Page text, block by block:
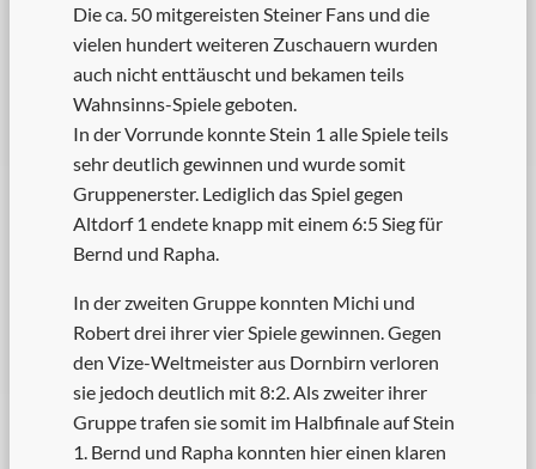
Die ca. 50 mitgereisten Steiner Fans und die
vielen hundert weiteren Zuschauern wurden
auch nicht enttäuscht und bekamen teils
Wahnsinns-Spiele geboten.
In der Vorrunde konnte Stein 1 alle Spiele teils
sehr deutlich gewinnen und wurde somit
Gruppenerster. Lediglich das Spiel gegen
Altdorf 1 endete knapp mit einem 6:5 Sieg für
Bernd und Rapha.
In der zweiten Gruppe konnten Michi und
Robert drei ihrer vier Spiele gewinnen. Gegen
den Vize-Weltmeister aus Dornbirn verloren
sie jedoch deutlich mit 8:2. Als zweiter ihrer
Gruppe trafen sie somit im Halbfinale auf Stein
1. Bernd und Rapha konnten hier einen klaren